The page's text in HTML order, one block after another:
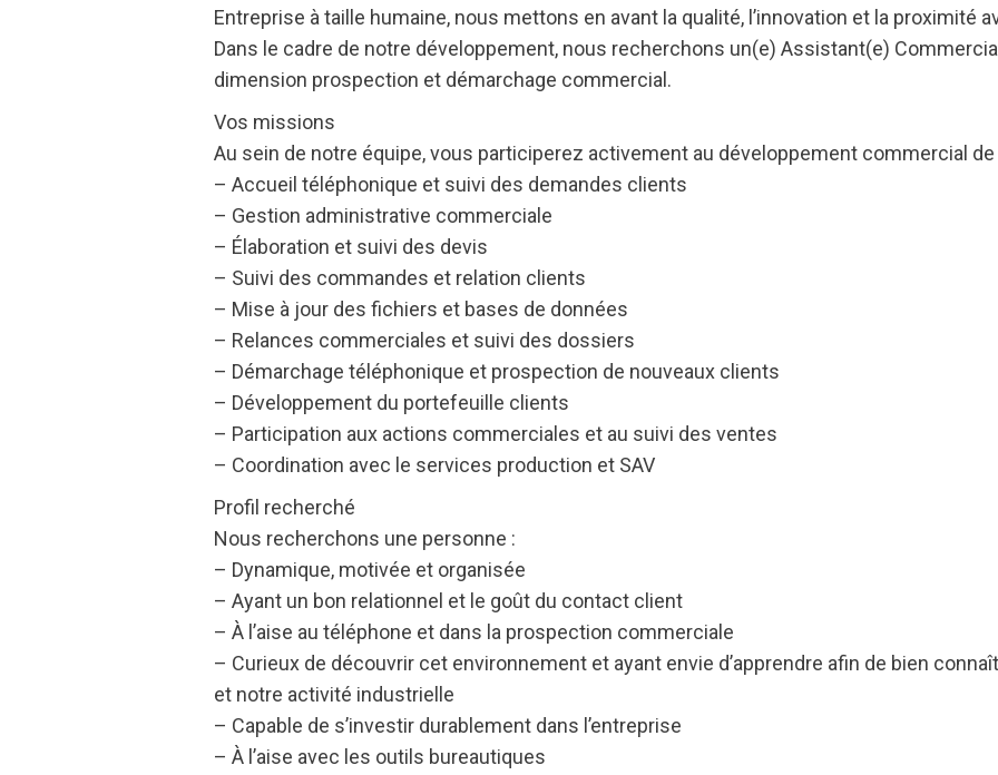
Entreprise à taille humaine, nous mettons en avant la qualité, l’innovation et la proximité
Dans le cadre de notre développement, nous recherchons un(e) Assistant(e)
dimension prospection et démarchage commercial.
Vos missions
Au sein de notre équipe, vous participerez activement au développement commercial de
– Accueil téléphonique et suivi des demandes clients
– Gestion administrative commerciale
– Élaboration et suivi des devis
– Suivi des commandes et relation clients
– Mise à jour des fichiers et bases de données
– Relances commerciales et suivi des dossiers
– Démarchage téléphonique et prospection de nouveaux clients
– Développement du portefeuille clients
– Participation aux actions commerciales et au suivi des ventes
– Coordination avec le services production et SAV
Profil recherché
Nous recherchons une personne :
– Dynamique, motivée et organisée
– Ayant un bon relationnel et le goût du contact client
– À l’aise au téléphone et dans la prospection commerciale
– Curieux de découvrir cet environnement et ayant envie d’apprendre afin de bien
et notre activité industrielle
– Capable de s’investir durablement dans l’entreprise
– À l’aise avec les outils bureautiques